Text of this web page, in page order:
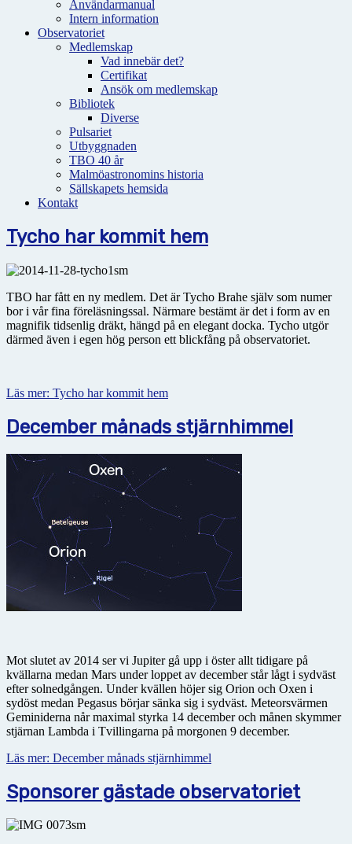
Användarmanual
Intern information
Observatoriet
Medlemskap
Vad innebär det?
Certifikat
Ansök om medlemskap
Bibliotek
Diverse
Pulsariet
Utbyggnaden
TBO 40 år
Malmöastronomins historia
Sällskapets hemsida
Kontakt
Tycho har kommit hem
TBO har fått en ny medlem. Det är Tycho Brahe själv som numer
bor i vår fina föreläsningssal. Närmare bestämt är det i form av en
magnifik tidsenlig dräkt, hängd på en elegant docka. Tycho utgör
därmed även i egen hög person ett blickfång på observatoriet.
Läs mer: Tycho har kommit hem
December månads stjärnhimmel
Mot slutet av 2014 ser vi Jupiter gå upp i öster allt tidigare på
kvällarna medan Mars under loppet av december står lågt i sydväst
efter solnedgången. Under kvällen höjer sig Orion och Oxen i
sydöst medan Pegasus börjar sänka sig i sydväst. Meteorsvärmen
Geminiderna når maximal styrka 14 december och månen skymmer
stjärnan Lambda i Tvillingarna på morgonen 9 december.
Läs mer: December månads stjärnhimmel
Sponsorer gästade observatoriet